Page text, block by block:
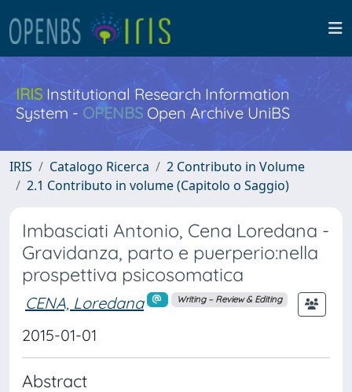
IRISInstitutional Research Information
System - OPENBS Open Archive UniBS
IRIS Catalogo Ricerca
2 Contributo in Volume
2.1 Contributo in volume (Capitolo o Saggio)
Imbasciati Antonio, Cena Loredana -
Gravidanza, parto e puerperio:nella
prospettiva psicosomatica
CENA, Loredana Writing – Review & Editing
2015-01-01
Abstract